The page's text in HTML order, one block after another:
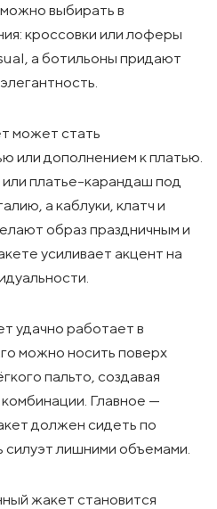
выбирать в
кроссовки или лоферы
а ботильоны придают
может стать
или дополнением к платью.
или платье-карандаш под
а каблуки, клатч и
образ праздничным и
усиливает акцент на
удачно работает в
можно носить поверх
пальто, создавая
Главное —
должен сидеть по
лишними объемами.
жакет становится